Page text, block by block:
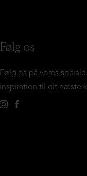
Følg os
Følg os på vores
inspiration til dit næste